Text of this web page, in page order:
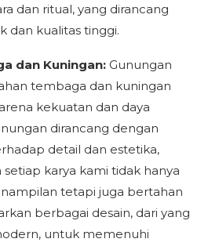
dan ritual, yang dirancang
dan kualitas tinggi.
dan Kuningan: Gunungan
tembaga dan kuningan
kekuatan dan daya
dirancang dengan
detail dan estetika,
karya kami tidak hanya
tetapi juga bertahan
berbagai desain, dari yang
untuk memenuhi